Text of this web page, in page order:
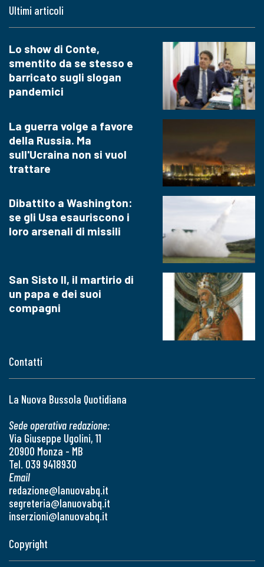
Contatti
La Nuova Bussola Quotidiana
Sede operativa redazione:
Via Giuseppe Ugolini, 11
20900 Monza - MB
Tel. 039 9418930
Email
redazione@lanuovabq.it
segreteria@lanuovabq.it
inserzioni@lanuovabq.it
Ultimi articoli
Lo show di Conte,
smentito da se stesso e
barricato sugli slogan
pandemici
La guerra volge a favore
della Russia. Ma
sull'Ucraina non si vuol
trattare
Dibattito a Washington:
se gli Usa esauriscono i
loro arsenali di missili
San Sisto II, il martirio di
un papa e dei suoi
compagni
Copyright